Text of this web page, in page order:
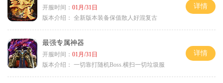
开服时间： 01月/31日
版本介绍： 全新版本装备保值散人好混复古
详情
最强专属神器
开服时间： 01月/31日
版本介绍： 一切靠打随机Boss.横扫一切垃圾服
详情